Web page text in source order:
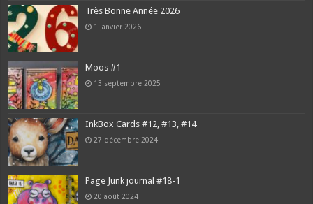
Très Bonne Année 2026
1 janvier 2026
Moos #1
13 septembre 2025
InkBox Cards #12, #13, #14
27 décembre 2024
Page Junk journal #18-1
20 août 2024